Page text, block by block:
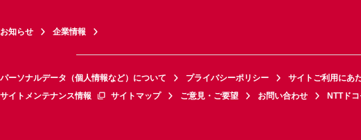
お知らせ 企業情報
パーソナルデータ（個人情報など）について プライバシーポリシー サイトご利用にあ
サイトメンテナンス情報
サイトマップ ご意見・ご要望 お問い合わせ NTTド